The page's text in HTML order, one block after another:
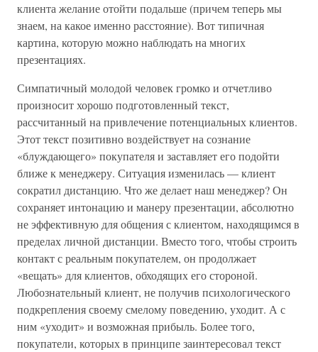
клиента желание отойти подальше (причем теперь мы
знаем, на какое именно расстояние). Вот типичная
картина, которую можно наблюдать на многих
презентациях.
Симпатичный молодой человек громко и отчетливо
произносит хорошо подготовленный текст,
рассчитанный на привлечение потенциальных клиентов.
Этот текст позитивно воздействует на сознание
«блуждающего» покупателя и заставляет его подойти
ближе к менеджеру. Ситуация изменилась — клиент
сократил дистанцию. Что же делает наш менеджер? Он
сохраняет интонацию и манеру презентации, абсолютно
не эффективную для общения с клиентом, находящимся в
пределах личной дистанции. Вместо того, чтобы строить
контакт с реальным покупателем, он продолжает
«вещать» для клиентов, обходящих его стороной.
Любознательный клиент, не получив психологического
подкрепления своему смелому поведению, уходит. А с
ним «уходит» и возможная прибыль. Более того,
покупатели, которых в принципе заинтересовал текст